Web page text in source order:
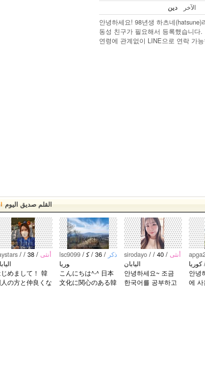
دين
안녕하세요! 98년생 하츠네(hatsune)
동성 친구가 필요해서 등록했습니다.
연령에 관계없이 LINE으로 연락 가
القلم صديق اليوم
/ ‏‏أنثى
/ 38 /
めまして！ 韓
の方と仲良くな
lsc9099 / ‏‏ذكر
/ 36 / ك
وريا
こんにちは^-^ 日本
文化に関心のある韓
sirodayo / ‏‏أنثى
/ 40 /
اليابان
안녕하세요~ 조금
한국어를 공부하고
كوريا
안녕
에